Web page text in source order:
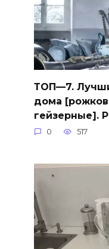
ТОП—7.
дома
гейзерные].
0 517